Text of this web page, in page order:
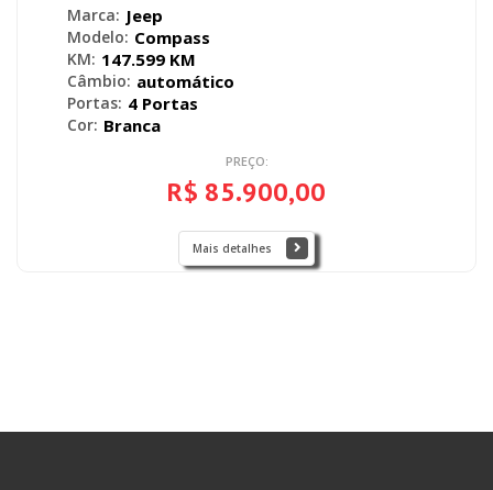
Marca: Jeep
Modelo: Compass
KM: 147.599 KM
Câmbio: automático
Portas: 4 Portas
Cor: Branca
PREÇO:
R$ 85.900,00
Mais detalhes